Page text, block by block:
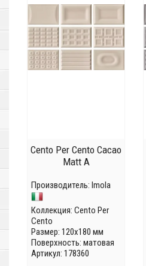
Cento Per Cento Cacao
Matt A
Производитель: Imola
Коллекция: Cento Per
Cento
Размер: 120x180 мм
Поверхность: матовая
Артикул: 178360